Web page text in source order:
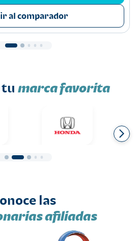
al comparador
tu marca favorita
las
afiliadas